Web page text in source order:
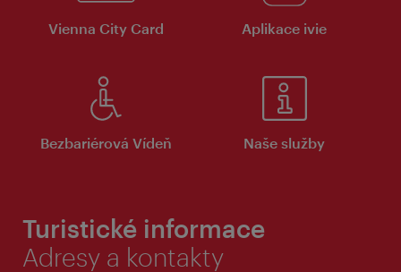
Vienna City Card Aplikace ivie
Bezbariérová Vídeň Naše služby
Turistické informace
Adresy a kontakty